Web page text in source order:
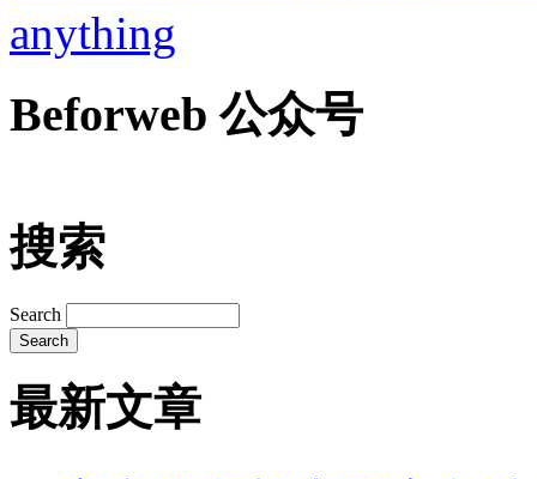
anything
Beforweb 公众号
搜索
Search
最新文章